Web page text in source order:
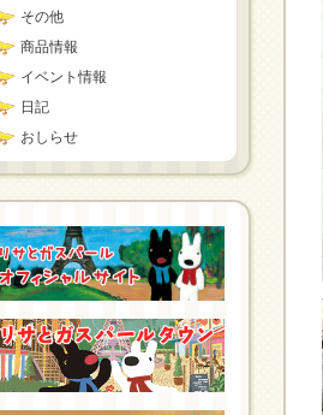
その他
商品情報
イベント情報
日記
おしらせ